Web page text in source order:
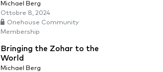
Michael Berg
Ottobre 8, 2024
Onehouse Community
Membership
Bringing the Zohar to the
World
Michael Berg